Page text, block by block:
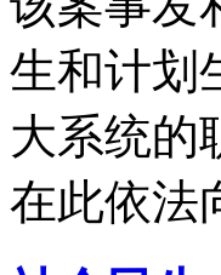
生和计划
大系统的
在此依法